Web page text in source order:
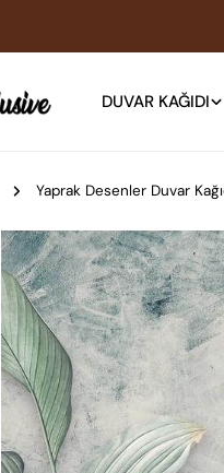
DUVAR KAĞIDI
Yaprak Desenler Duvar
Ürün
bilgilerine
atla